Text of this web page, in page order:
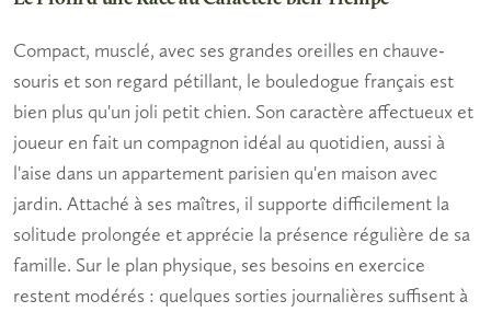
Compact, musclé, avec ses grandes oreilles en chauve-
souris et son regard pétillant, le bouledogue français est
bien plus qu'un joli petit chien. Son caractère affectueux et
joueur en fait un compagnon idéal au quotidien, aussi à
l'aise dans un appartement parisien qu'en maison avec
jardin. Attaché à ses maîtres, il supporte difficilement la
solitude prolongée et apprécie la présence régulière de sa
famille. Sur le plan physique, ses besoins en exercice
restent modérés : quelques sorties journalières suffisent à